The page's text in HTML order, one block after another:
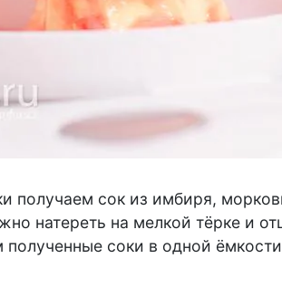
сок из имбиря,
натереть на мелкой тёрке и
соки в одной